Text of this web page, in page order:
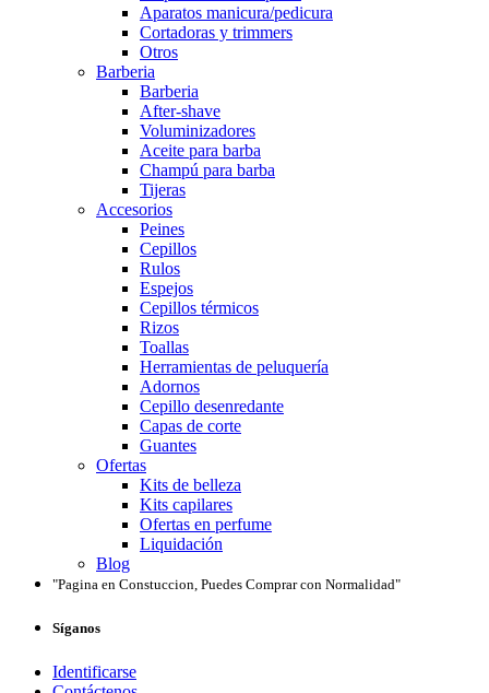
Aparatos manicura/pedicura
Cortadoras y trimmers
Otros
Barberia
Barberia
After-shave
Voluminizadores
Aceite para barba
Champú para barba
Tijeras
Accesorios
Peines
Cepillos
Rulos
Espejos
Cepillos térmicos
Rizos
Toallas
Herramientas de peluquería
Adornos
Cepillo desenredante
Capas de corte
Guantes
Ofertas
Kits de belleza
Kits capilares
Ofertas en perfume
Liquidación
Blog
"Pagina en Constuccion, Puedes Comprar con Normalidad"
Síganos
Identificarse